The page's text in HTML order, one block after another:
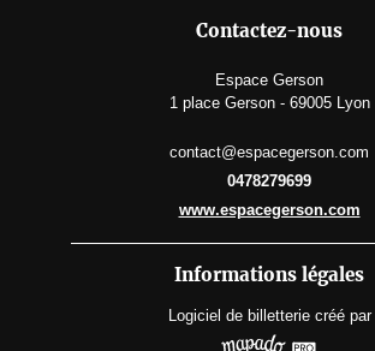
Contactez-nous
Espace Gerson
1 place Gerson - 69005 Lyon
contact@espacegerson.com
0478279699
www.espacegerson.com
Informations légales
Logiciel de billetterie créé par